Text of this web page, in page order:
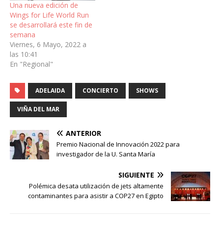
Una nueva edición de
Wings for Life World Run
se desarrollará este fin de
semana
Viernes, 6 Mayo, 2022 a
las 10:41
En "Regional"
ADELAIDA CONCIERTO SHOWS
VIÑA DEL MAR
ANTERIOR
Premio Nacional de Innovación 2022 para
investigador de la U. Santa María
SIGUIENTE
Polémica desata utilización de jets altamente
contaminantes para asistir a COP27 en Egipto